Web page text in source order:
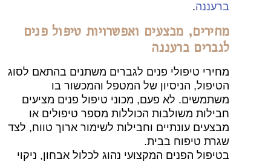
ברעננה.
מחירים, מבצעים ואפשרויות טיפול פנים
לגברים ברעננה
מחירי טיפולי פנים לגברים משתנים בהתאם לסוג
הטיפול, הניסיון של המטפל והמכשור בו
משתמשים. לא פעם, מכוני טיפול פנים מציעים
חבילות משולבות הכוללות מספר טיפולים או
מבצעים עונתיים וחבילות לשימור ארוך טווח, לצד
שגרת טיפוח בבית.
בטיפול הפנים המקצועי נהוג לכלול אבחון, ניקוי